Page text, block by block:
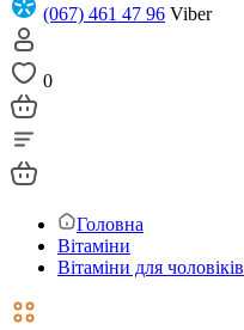
(067) 461 47 96 Viber
0
Головна
Вітаміни
Вітаміни для чоловіків